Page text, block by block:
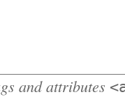
and attributes